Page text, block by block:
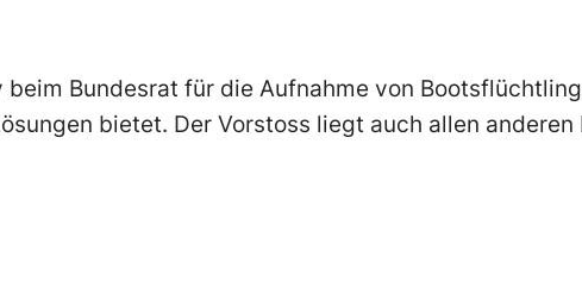
Bundesrat für die Aufnahme von
bietet. Der Vorstoss liegt auch allen anderen